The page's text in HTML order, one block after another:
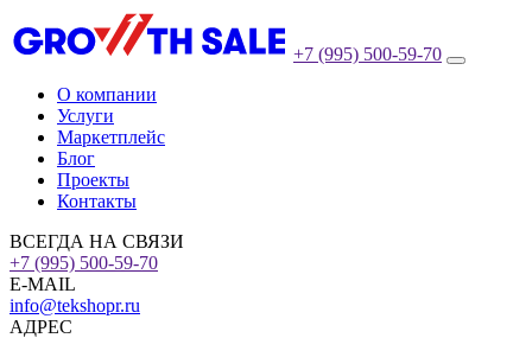
+7 (995) 500-59-70
О компании
Услуги
Маркетплейс
Блог
Проекты
Контакты
ВСЕГДА НА СВЯЗИ
+7 (995) 500-59-70
E-MAIL
info@tekshopr.ru
АДРЕС